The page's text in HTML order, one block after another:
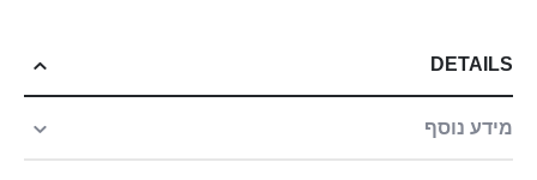
DETAILS
מידע נוסף